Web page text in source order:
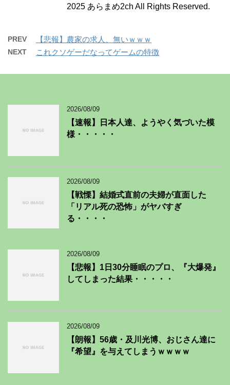
2025 あらまめ2ch All Rights Reserved.
PREV 【悲報】農家の求人、無いｗｗｗ
NEXT これクソゲーだなってゲームの特徴
2026/08/09
【速報】日本人達、ようやく気づいた模
様・・・・・
2026/08/09
【戦慄】結婚式直前の夫婦が直面した
「リアル死の恐怖」がヤバすぎ
る・・・・
2026/08/09
【悲報】1日30分睡眠のプロ、『大爆発』
してしまった結果・・・・・
2026/08/09
【朗報】56歳・及川光博、おじさん達に
『希望』を与えてしまうｗｗｗｗ